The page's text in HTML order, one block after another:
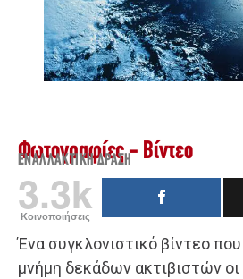
Φωτογραφίες - Βίντεο
ΕΝΑΛΛΑΚΤΙΚΉ ΔΡΆΣΗ
3.3k
Κοινοποιήσεις
Ένα συγκλονιστικό βίντεο
μνήμη δεκάδων ακτιβιστών οι